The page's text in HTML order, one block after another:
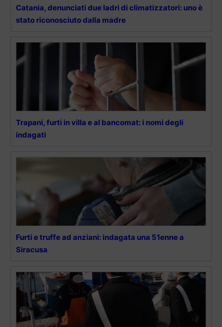
Catania, denunciati due ladri di climatizzatori: uno è
stato riconosciuto dalla madre
Trapani, furti in villa e al bancomat: i nomi degli
indagati
Furti e truffe ad anziani: indagata una 51enne a
Siracusa